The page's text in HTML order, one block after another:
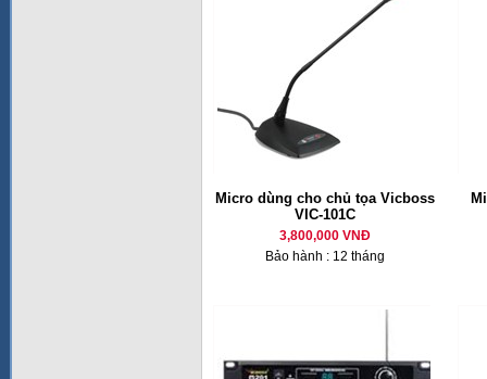
Micro dùng cho chủ tọa Vicboss
VIC-101C
3,800,000 VNĐ
Bảo hành : 12 tháng